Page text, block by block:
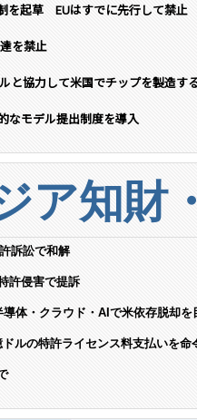
を起草 EUはすでに先行して禁止
を禁止
と協力して米国でチップを製造す
なモデル提出制度を導入
ア知財
訴訟で和解
許侵害で提訴
体・クラウド・AIで米依存脱却を
ルの特許ライセンス料支払いを命